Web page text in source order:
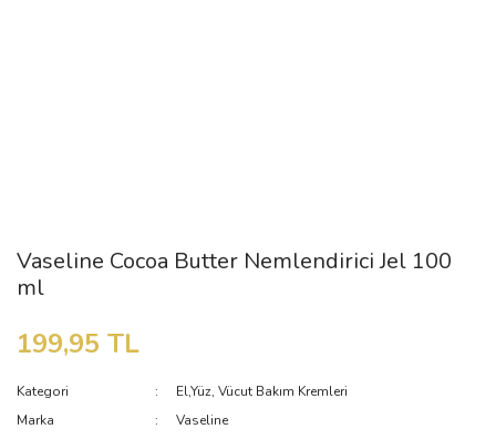
Vaseline Cocoa Butter Nemlendirici Jel 100
ml
199,95 TL
Kategori
El,Yüz, Vücut Bakım Kremleri
Marka
Vaseline